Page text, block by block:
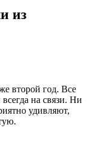
из
второй год. Все
на связи. Ни
удивляют,